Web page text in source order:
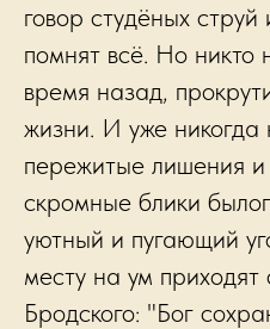
говор студёных
помнят всё. Но никто
время назад,
жизни. И уже никогда
пережитые лишения и
скромные блики
уютный и пугающий
месту на ум
Бродского: "Бог